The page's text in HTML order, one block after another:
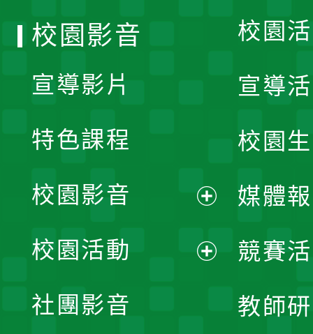
校園
宣導
校園
媒體
競賽
教師
校園影音
宣導影片
特色課程
校園影音
開
校園活動
社團影音